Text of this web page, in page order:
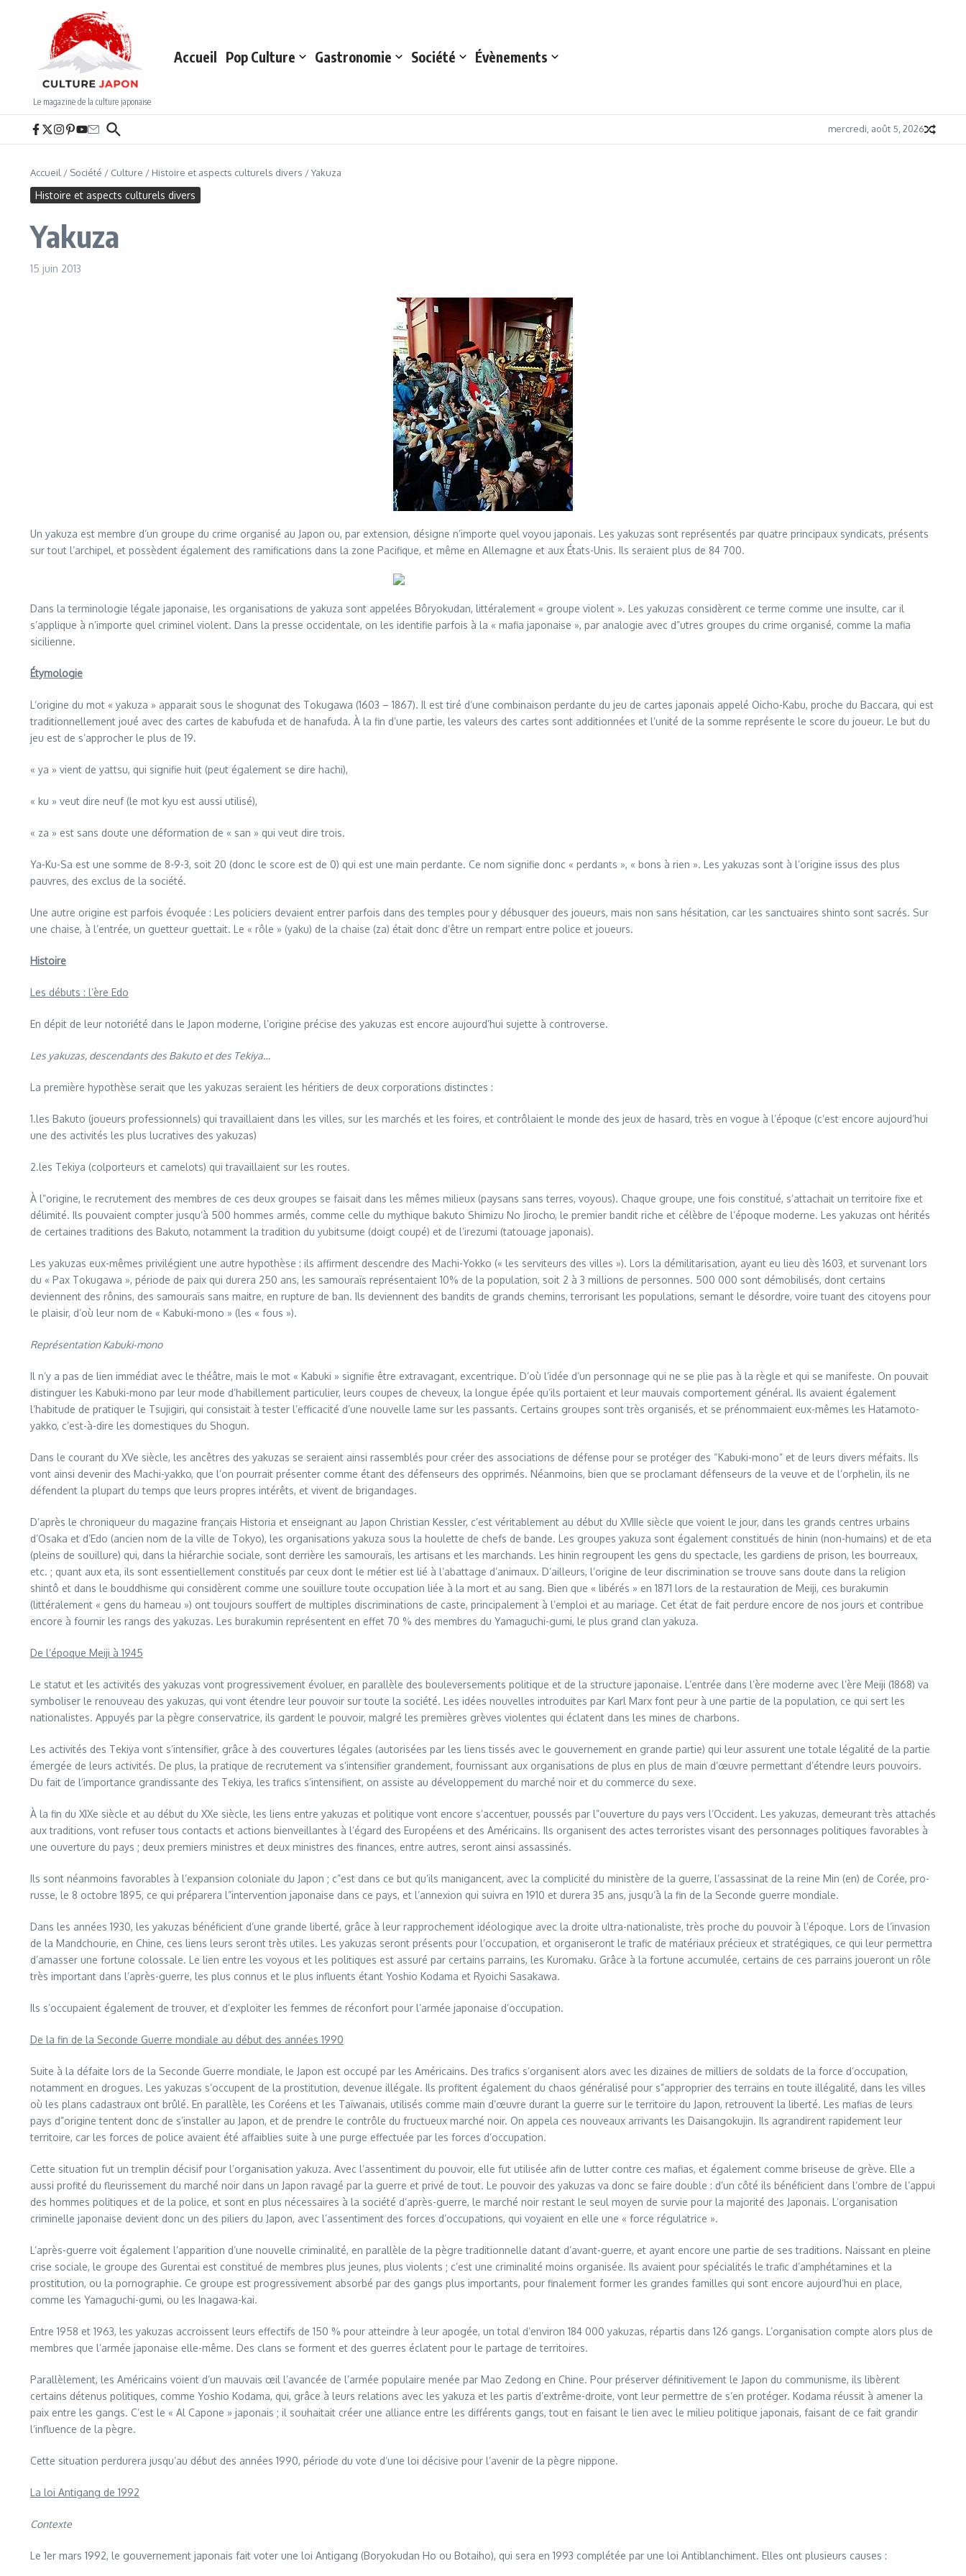
Le magazine de la culture japonaise
Accueil Pop Culture Gastronomie Société Évènements
mercredi, août 5, 2026
Accueil / Société / Culture / Histoire et aspects culturels divers /Yakuza
Histoire et aspects culturels divers
Yakuza
15 juin 2013
Un yakuza est membre d’un groupe du crime organisé au Japon ou, par extension, désigne n’importe quel voyou japonais. Les yakuzas sont représentés par quatre principaux syndicats, présents
sur tout l’archipel, et possèdent également des ramifications dans la zone Pacifique, et même en Allemagne et aux États-Unis. Ils seraient plus de 84 700.
Dans la terminologie légale japonaise, les organisations de yakuza sont appelées Bôryokudan, littéralement « groupe violent ». Les yakuzas considèrent ce terme comme une insulte, car il
s’applique à n’importe quel criminel violent. Dans la presse occidentale, on les identifie parfois à la « mafia japonaise », par analogie avec d”utres groupes du crime organisé, comme la mafia
sicilienne.
Étymologie
L’origine du mot « yakuza » apparait sous le shogunat des Tokugawa (1603 – 1867). Il est tiré d’une combinaison perdante du jeu de cartes japonais appelé Oicho-Kabu, proche du Baccara, qui est
traditionnellement joué avec des cartes de kabufuda et de hanafuda. À la fin d’une partie, les valeurs des cartes sont additionnées et l’unité de la somme représente le score du joueur. Le but du
jeu est de s’approcher le plus de 19.
« ya » vient de yattsu, qui signifie huit (peut également se dire hachi),
« ku » veut dire neuf (le mot kyu est aussi utilisé),
« za » est sans doute une déformation de « san » qui veut dire trois.
Ya-Ku-Sa est une somme de 8-9-3, soit 20 (donc le score est de 0) qui est une main perdante. Ce nom signifie donc « perdants », « bons à rien ». Les yakuzas sont à l’origine issus des plus
pauvres, des exclus de la société.
Une autre origine est parfois évoquée : Les policiers devaient entrer parfois dans des temples pour y débusquer des joueurs, mais non sans hésitation, car les sanctuaires shinto sont sacrés. Sur
une chaise, à l’entrée, un guetteur guettait. Le « rôle » (yaku) de la chaise (za) était donc d’être un rempart entre police et joueurs.
Histoire
Les débuts : l’ère Edo
En dépit de leur notoriété dans le Japon moderne, l’origine précise des yakuzas est encore aujourd’hui sujette à controverse.
Les yakuzas, descendants des Bakuto et des Tekiya…
La première hypothèse serait que les yakuzas seraient les héritiers de deux corporations distinctes :
1.les Bakuto (joueurs professionnels) qui travaillaient dans les villes, sur les marchés et les foires, et contrôlaient le monde des jeux de hasard, très en vogue à l’époque (c’est encore aujourd’hui
une des activités les plus lucratives des yakuzas)
2.les Tekiya (colporteurs et camelots) qui travaillaient sur les routes.
À l”origine, le recrutement des membres de ces deux groupes se faisait dans les mêmes milieux (paysans sans terres, voyous). Chaque groupe, une fois constitué, s’attachait un territoire fixe et
délimité. Ils pouvaient compter jusqu’à 500 hommes armés, comme celle du mythique bakuto Shimizu No Jirocho, le premier bandit riche et célèbre de l’époque moderne. Les yakuzas ont hérités
de certaines traditions des Bakuto, notamment la tradition du yubitsume (doigt coupé) et de l’irezumi (tatouage japonais).
Les yakuzas eux-mêmes privilégient une autre hypothèse : ils affirment descendre des Machi-Yokko (« les serviteurs des villes »). Lors la démilitarisation, ayant eu lieu dès 1603, et survenant lors
du « Pax Tokugawa », période de paix qui durera 250 ans, les samouraïs représentaient 10% de la population, soit 2 à 3 millions de personnes. 500 000 sont démobilisés, dont certains
deviennent des rônins, des samouraïs sans maitre, en rupture de ban. Ils deviennent des bandits de grands chemins, terrorisant les populations, semant le désordre, voire tuant des citoyens pour
le plaisir, d’où leur nom de « Kabuki-mono » (les « fous »).
Représentation Kabuki-mono
Il n’y a pas de lien immédiat avec le théâtre, mais le mot « Kabuki » signifie être extravagant, excentrique. D’où l’idée d’un personnage qui ne se plie pas à la règle et qui se manifeste. On pouvait
distinguer les Kabuki-mono par leur mode d’habillement particulier, leurs coupes de cheveux, la longue épée qu’ils portaient et leur mauvais comportement général. Ils avaient également
l’habitude de pratiquer le Tsujigiri, qui consistait à tester l’efficacité d’une nouvelle lame sur les passants. Certains groupes sont très organisés, et se prénommaient eux-mêmes les Hatamoto-
yakko, c’est-à-dire les domestiques du Shogun.
Dans le courant du XVe siècle, les ancêtres des yakuzas se seraient ainsi rassemblés pour créer des associations de défense pour se protéger des “Kabuki-mono” et de leurs divers méfaits. Ils
vont ainsi devenir des Machi-yakko, que l’on pourrait présenter comme étant des défenseurs des opprimés. Néanmoins, bien que se proclamant défenseurs de la veuve et de l’orphelin, ils ne
défendent la plupart du temps que leurs propres intérêts, et vivent de brigandages.
D’après le chroniqueur du magazine français Historia et enseignant au Japon Christian Kessler, c’est véritablement au début du XVIIIe siècle que voient le jour, dans les grands centres urbains
d’Osaka et d’Edo (ancien nom de la ville de Tokyo), les organisations yakuza sous la houlette de chefs de bande. Les groupes yakuza sont également constitués de hinin (non-humains) et de eta
(pleins de souillure) qui, dans la hiérarchie sociale, sont derrière les samouraïs, les artisans et les marchands. Les hinin regroupent les gens du spectacle, les gardiens de prison, les bourreaux,
etc. ; quant aux eta, ils sont essentiellement constitués par ceux dont le métier est lié à l’abattage d’animaux. D’ailleurs, l’origine de leur discrimination se trouve sans doute dans la religion
shintô et dans le bouddhisme qui considèrent comme une souillure toute occupation liée à la mort et au sang. Bien que « libérés » en 1871 lors de la restauration de Meiji, ces burakumin
(littéralement « gens du hameau ») ont toujours souffert de multiples discriminations de caste, principalement à l’emploi et au mariage. Cet état de fait perdure encore de nos jours et contribue
encore à fournir les rangs des yakuzas. Les burakumin représentent en effet 70 % des membres du Yamaguchi-gumi, le plus grand clan yakuza.
De l’époque Meiji à 1945
Le statut et les activités des yakuzas vont progressivement évoluer, en parallèle des bouleversements politique et de la structure japonaise. L’entrée dans l’ère moderne avec l’ère Meiji (1868) va
symboliser le renouveau des yakuzas, qui vont étendre leur pouvoir sur toute la société. Les idées nouvelles introduites par Karl Marx font peur à une partie de la population, ce qui sert les
nationalistes. Appuyés par la pègre conservatrice, ils gardent le pouvoir, malgré les premières grèves violentes qui éclatent dans les mines de charbons.
Les activités des Tekiya vont s’intensifier, grâce à des couvertures légales (autorisées par les liens tissés avec le gouvernement en grande partie) qui leur assurent une totale légalité de la partie
émergée de leurs activités. De plus, la pratique de recrutement va s’intensifier grandement, fournissant aux organisations de plus en plus de main d’œuvre permettant d’étendre leurs pouvoirs.
Du fait de l’importance grandissante des Tekiya, les trafics s’intensifient, on assiste au développement du marché noir et du commerce du sexe.
À la fin du XIXe siècle et au début du XXe siècle, les liens entre yakuzas et politique vont encore s’accentuer, poussés par l”ouverture du pays vers l’Occident. Les yakuzas, demeurant très attachés
aux traditions, vont refuser tous contacts et actions bienveillantes à l’égard des Européens et des Américains. Ils organisent des actes terroristes visant des personnages politiques favorables à
une ouverture du pays ; deux premiers ministres et deux ministres des finances, entre autres, seront ainsi assassinés.
Ils sont néanmoins favorables à l’expansion coloniale du Japon ; c”est dans ce but qu’ils manigancent, avec la complicité du ministère de la guerre, l’assassinat de la reine Min (en) de Corée, pro-
russe, le 8 octobre 1895, ce qui préparera l”intervention japonaise dans ce pays, et l’annexion qui suivra en 1910 et durera 35 ans, jusqu’à la fin de la Seconde guerre mondiale.
Dans les années 1930, les yakuzas bénéficient d’une grande liberté, grâce à leur rapprochement idéologique avec la droite ultra-nationaliste, très proche du pouvoir à l’époque. Lors de l’invasion
de la Mandchourie, en Chine, ces liens leurs seront très utiles. Les yakuzas seront présents pour l’occupation, et organiseront le trafic de matériaux précieux et stratégiques, ce qui leur permettra
d’amasser une fortune colossale. Le lien entre les voyous et les politiques est assuré par certains parrains, les Kuromaku. Grâce à la fortune accumulée, certains de ces parrains joueront un rôle
très important dans l’après-guerre, les plus connus et le plus influents étant Yoshio Kodama et Ryoichi Sasakawa.
Ils s’occupaient également de trouver, et d’exploiter les femmes de réconfort pour l’armée japonaise d’occupation.
De la fin de la Seconde Guerre mondiale au début des années 1990
Suite à la défaite lors de la Seconde Guerre mondiale, le Japon est occupé par les Américains. Des trafics s’organisent alors avec les dizaines de milliers de soldats de la force d’occupation,
notamment en drogues. Les yakuzas s’occupent de la prostitution, devenue illégale. Ils profitent également du chaos généralisé pour s”approprier des terrains en toute illégalité, dans les villes
où les plans cadastraux ont brûlé. En parallèle, les Coréens et les Taïwanais, utilisés comme main d’œuvre durant la guerre sur le territoire du Japon, retrouvent la liberté. Les mafias de leurs
pays d”origine tentent donc de s’installer au Japon, et de prendre le contrôle du fructueux marché noir. On appela ces nouveaux arrivants les Daisangokujin. Ils agrandirent rapidement leur
territoire, car les forces de police avaient été affaiblies suite à une purge effectuée par les forces d’occupation.
Cette situation fut un tremplin décisif pour l’organisation yakuza. Avec l’assentiment du pouvoir, elle fut utilisée afin de lutter contre ces mafias, et également comme briseuse de grève. Elle a
aussi profité du fleurissement du marché noir dans un Japon ravagé par la guerre et privé de tout. Le pouvoir des yakuzas va donc se faire double : d’un côté ils bénéficient dans l’ombre de l’appui
des hommes politiques et de la police, et sont en plus nécessaires à la société d’après-guerre, le marché noir restant le seul moyen de survie pour la majorité des Japonais. L’organisation
criminelle japonaise devient donc un des piliers du Japon, avec l’assentiment des forces d’occupations, qui voyaient en elle une « force régulatrice ».
L’après-guerre voit également l’apparition d’une nouvelle criminalité, en parallèle de la pègre traditionnelle datant d’avant-guerre, et ayant encore une partie de ses traditions. Naissant en pleine
crise sociale, le groupe des Gurentai est constitué de membres plus jeunes, plus violents ; c’est une criminalité moins organisée. Ils avaient pour spécialités le trafic d’amphétamines et la
prostitution, ou la pornographie. Ce groupe est progressivement absorbé par des gangs plus importants, pour finalement former les grandes familles qui sont encore aujourd’hui en place,
comme les Yamaguchi-gumi, ou les Inagawa-kai.
Entre 1958 et 1963, les yakuzas accroissent leurs effectifs de 150 % pour atteindre à leur apogée, un total d’environ 184 000 yakuzas, répartis dans 126 gangs. L’organisation compte alors plus de
membres que l’armée japonaise elle-même. Des clans se forment et des guerres éclatent pour le partage de territoires.
Parallèlement, les Américains voient d’un mauvais œil l’avancée de l’armée populaire menée par Mao Zedong en Chine. Pour préserver définitivement le Japon du communisme, ils libèrent
certains détenus politiques, comme Yoshio Kodama, qui, grâce à leurs relations avec les yakuza et les partis d’extrême-droite, vont leur permettre de s’en protéger. Kodama réussit à amener la
paix entre les gangs. C’est le « Al Capone » japonais ; il souhaitait créer une alliance entre les différents gangs, tout en faisant le lien avec le milieu politique japonais, faisant de ce fait grandir
l’influence de la pègre.
Cette situation perdurera jusqu’au début des années 1990, période du vote d’une loi décisive pour l’avenir de la pègre nippone.
La loi Antigang de 1992
Contexte
Le 1er mars 1992, le gouvernement japonais fait voter une loi Antigang (Boryokudan Ho ou Botaiho), qui sera en 1993 complétée par une loi Antiblanchiment. Elles ont plusieurs causes :